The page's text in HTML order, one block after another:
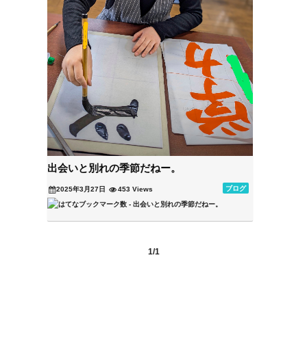
出会いと別れの季節だねー。
2025年3月27日 ブログ
453 Views
1/1